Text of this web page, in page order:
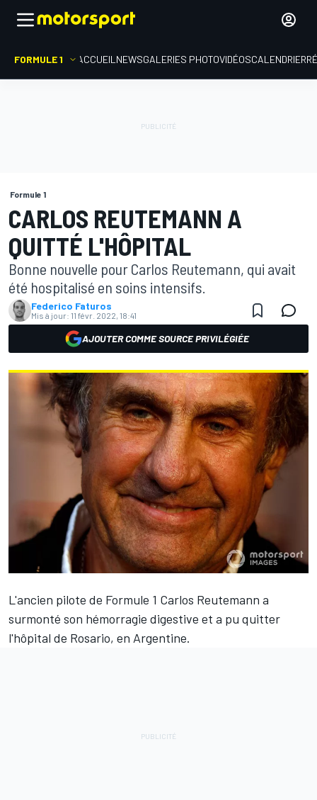
FORMULE 1 ACCUEIL NEWSGALERIES PHOTOVIDÉOSCALENDRIER
Formule 1
CARLOS REUTEMANN A
QUITTÉ L'HÔPITAL
Bonne nouvelle pour Carlos Reutemann, qui avait
été hospitalisé en soins intensifs.
Federico Faturos
Mis à jour: 11 févr. 2022, 18:41
AJOUTER COMME SOURCE PRIVILÉGIÉE
L'ancien pilote de Formule 1 Carlos Reutemann a
surmonté son hémorragie digestive et a pu quitter
l'hôpital de Rosario, en Argentine.